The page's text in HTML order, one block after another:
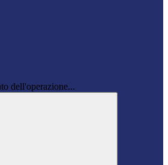
dell'operazione...